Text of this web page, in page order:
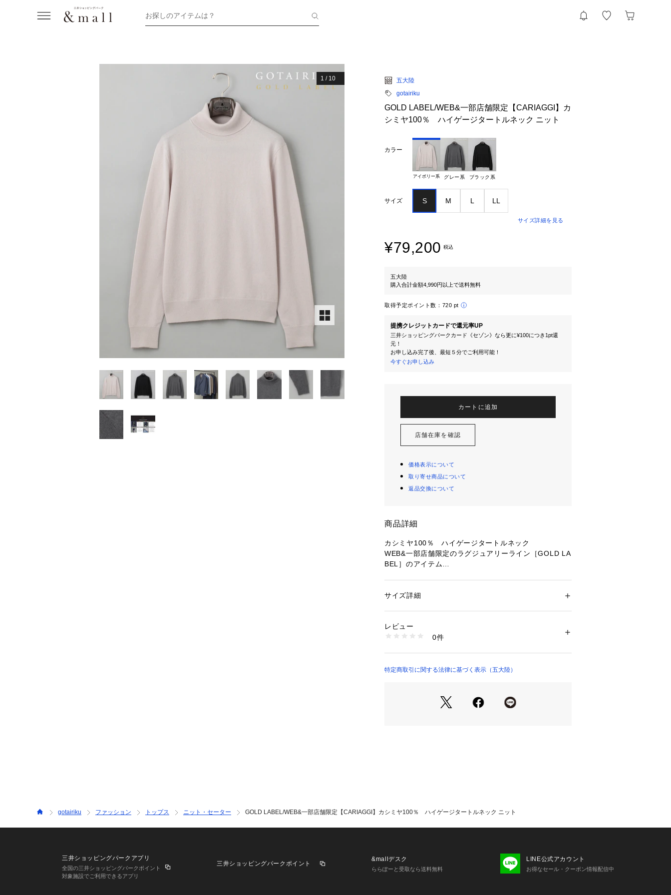
お探しのアイテムは？
1 / 10
五大陸
gotairiku
GOLD LABEL/WEB&一部店舗限定【CARIAGGI】カ
シミヤ100％ ハイゲージタートルネック ニット
カラー
アイボリー系 グレー系 ブラック系
サイズ S M L LL
サイズ詳細を見る
¥79,200 税込
五大陸
購入合計金額4,990円以上で送料無料
取得予定ポイント数： 720 pt
提携クレジットカードで還元率UP
三井ショッピングパークカード《セゾン》なら更に¥100につき1pt還
元！
お申し込み完了後、最短５分でご利用可能！
今すぐお申し込み
カートに追加
店舗在庫を確認
価格表示について
取り寄せ商品について
返品交換について
商品詳細
カシミヤ100％　ハイゲージタートルネック
WEB&一部店舗限定のラグジュアリーライン［GOLD LA
BEL］のアイテム
ルネック。 抜群に柔らかな風合いと高級感ある艶がラグ
ジュアリーな表情が特徴です。
■着用期間
■素材特徴
CARIAGGIという高級カシミヤメーカの中から、最も実
活かし、柔らかく包み込まれたような肌触りになってい
ます。高級感あるピュアカシミヤを贅沢に使った逸品で
性別：メンズ
洗濯：【本体のみ】40℃まで手洗い可 塩素系漂白不可 タンブル乾
燥不可 日陰平干し乾燥 アイロンは160℃まで 弱いドライクリーニ
※詳しい洗濯方法については、商品の品質表示タグをご覧くださ
商品番号：1281000002336 （モール）
サイズ詳細
レビュー
0件
特定商取引に関する法律に基づく表示（五大陸）
gotairiku ファッション トップス ニット・セーター GOLD LABEL/WEB&一部店舗限定【CARIAGGI】カシミヤ100％ ハイゲージタートルネック ニット
三井ショッピングパークアプリ
全国の三井ショッピングパークポイント
対象施設でご利用できるアプリ
三井ショッピングパークポイント
&mallデスク
ららぽーと受取なら送料無料
LINE公式アカウント
お得なセール・クーポン情報配信中